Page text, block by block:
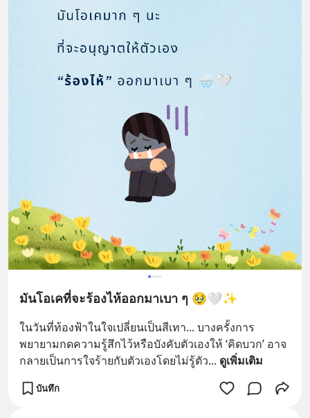
มันโอเคที่จะร้องไห้ออกมาเบา ๆ 🥹🤍✨
ในวันที่ท้องฟ้าในใจเปลี่ยนเป็นสีเทา... บางครั้งการ
พยายามกดความรู้สึกไว้หรือบังคับตัวเองให้ ‘คิดบวก’ อาจ
กลายเป็นการใจร้ายกับตัวเองโดยไม่รู้ตัว... ดูเพิ่มเติม
บันทึก